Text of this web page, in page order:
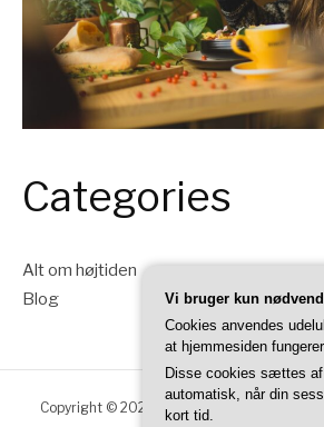
Categories
Alt om højtiden
Blog
Copyright © 2026 Thanksgiving DK. Alle
Vi bruger kun
Cookies anvendes
at hjemmesiden
Disse cookies sættes
automatisk, når din
kort tid.